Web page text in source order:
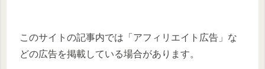
このサイトの記事内では「アフィリエイト広告」な
どの広告を掲載している場合があります。